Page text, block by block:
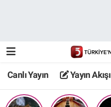
Canlı Yayın Yayın Akışı
TV 5 Ekranı ve Arşiv